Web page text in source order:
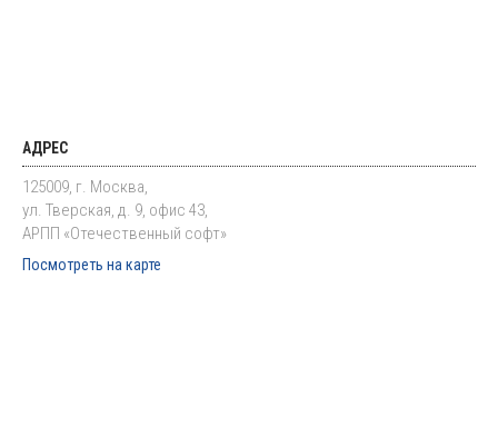
АДРЕС
125009, г. Москва,
ул. Тверская, д. 9, офис 43,
АРПП «Отечественный софт»
Посмотреть на карте